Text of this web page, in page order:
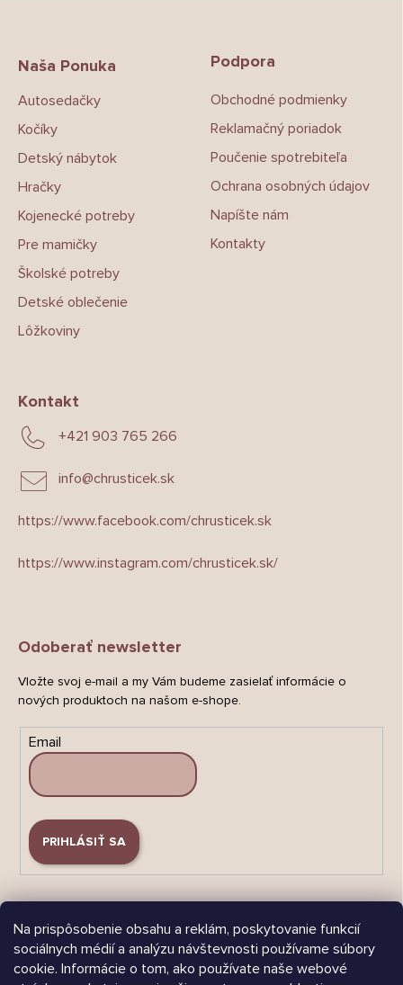
Na prispôsobenie obsahu a reklám, poskytovanie funkcií
sociálnych médií a analýzu návštevnosti používame súbory
cookie. Informácie o tom, ako používate naše webové
Naša Ponuka
Autosedačky
Kočíky
Detský nábytok
Hračky
Kojenecké potreby
Pre mamičky
Školské potreby
Detské oblečenie
Lôžkoviny
Podpora
Obchodné podmienky
Reklamačný poriadok
Poučenie spotrebiteľa
Ochrana osobných údajov
Napíšte nám
Kontakty
Kontakt
info@chrusticek.sk
+421 903 765 266
https://www.facebook.com/chrusticek.sk
https://www.instagram.com/chrusticek.sk/
Odoberať newsletter
Vložte svoj e-mail a my Vám budeme zasielať informácie o
nových produktoch na našom e-shope.
Email
PRIHLÁSIŤ SA